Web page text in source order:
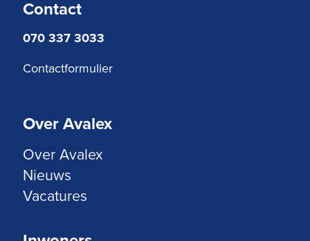
Contact
070 337 3033
Contactformulier
Over Avalex
Over Avalex
Nieuws
Vacatures